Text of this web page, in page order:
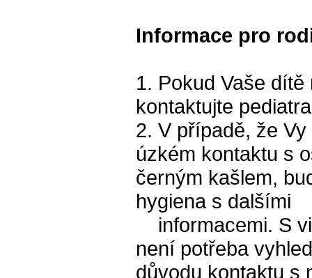
Informace pro
1. Pokud Vaše
kontaktujte
2. V případě, že
úzkém kontaktu s
černým kašlem,
hygiena s dalšími
informacemi. S
není potřeba
důvodu kontaktu s